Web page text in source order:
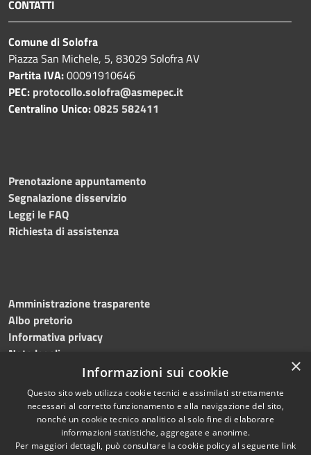
CONTATTI
Comune di Solofra
Piazza San Michele, 5, 83029 Solofra AV
Partita IVA:00091910646
PEC: protocollo.solofra@asmepec.it
Centralino Unico:0825 582411
Prenotazione appuntamento
Segnalazione disservizio
Leggi le FAQ
Richiesta di assistenza
Amministrazione trasparente
Albo pretorio
Informativa privacy
Note legali
Dichiarazione di accessibilità
Copyright © 2026 • Comune di
×
Informazioni sui cookie
Questo sito web utilizza cookie tecnici e assimilati strettamente
necessari al corretto funzionamento e alla navigazione del sito,
nonché un cookie tecnico analitico al solo fine di elaborare
informazioni statistiche, aggregate e anonime.
Per maggiori dettagli, può consultare la cookie policy al seguente link